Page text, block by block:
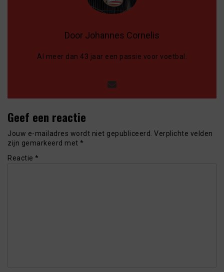
Door Johannes Cornelis
Al meer dan 43 jaar een passie voor voetbal.
Geef een reactie
Jouw e-mailadres wordt niet gepubliceerd. Verplichte velden
zijn gemarkeerd met *
Reactie *